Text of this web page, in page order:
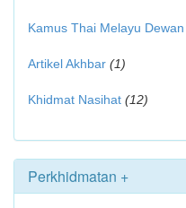
Kamus Thai Melayu Dewan
Artikel Akhbar (1)
Khidmat Nasihat (12)
Perkhidmatan +